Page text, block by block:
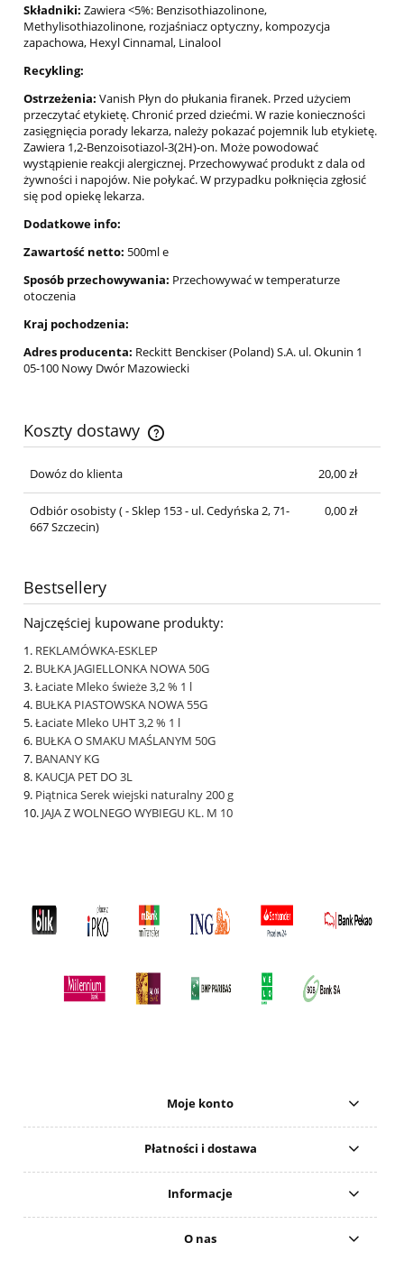
Składniki: Zawiera <5%: Benzisothiazolinone,
Methylisothiazolinone, rozjaśniacz optyczny, kompozycja
zapachowa, Hexyl Cinnamal, Linalool
Recykling:
Ostrzeżenia: Vanish Płyn do płukania firanek. Przed użyciem
przeczytać etykietę. Chronić przed dziećmi. W razie konieczności
zasięgnięcia porady lekarza, należy pokazać pojemnik lub etykietę.
Zawiera 1,2-Benzoisotiazol-3(2H)-on. Może powodować
wystąpienie reakcji alergicznej. Przechowywać produkt z dala od
żywności i napojów. Nie połykać. W przypadku połknięcia zgłosić
się pod opiekę lekarza.
Dodatkowe info:
Zawartość netto: 500ml e
Sposób przechowywania: Przechowywać w temperaturze
otoczenia
Kraj pochodzenia:
Adres producenta: Reckitt Benckiser (Poland) S.A. ul. Okunin 1
05-100 Nowy Dwór Mazowiecki
Koszty dostawy
Cena nie zawiera ewentualnych kosztów płatności
Dowóz do klienta
20,00 zł
Odbiór osobisty( - Sklep 153 - ul. Cedyńska 2, 71-
667 Szczecin)
0,00 zł
Bestsellery
Najczęściej kupowane produkty:
REKLAMÓWKA-ESKLEP
BUŁKA JAGIELLONKA NOWA 50G
Łaciate Mleko świeże 3,2 % 1 l
BUŁKA PIASTOWSKA NOWA 55G
Łaciate Mleko UHT 3,2 % 1 l
BUŁKA O SMAKU MAŚLANYM 50G
BANANY KG
KAUCJA PET DO 3L
Piątnica Serek wiejski naturalny 200 g
JAJA Z WOLNEGO WYBIEGU KL. M 10
Moje konto
Płatności i dostawa
Informacje
O nas